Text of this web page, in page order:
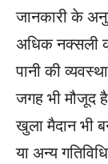
जानकारी के
अधिक नक्सली
पानी की
जगह भी मौजूद
खुला मैदान भी
या अन्य